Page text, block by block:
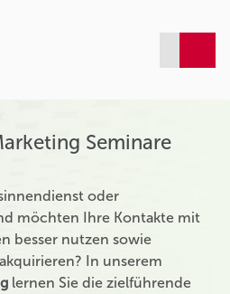
Seminare
oder
möchten Ihre Kontakte mit
besser nutzen sowie
In unserem
lernen Sie die zielführende